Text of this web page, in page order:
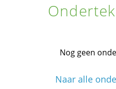
Nog geen
Naar alle